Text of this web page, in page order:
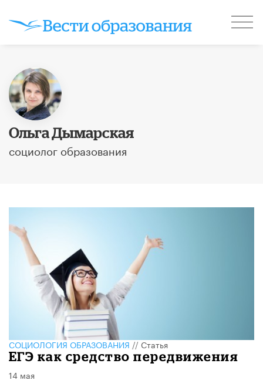
Ольга Дымарская
социолог образования
CОЦИОЛОГИЯ ОБРАЗОВАНИЯ//Статья
ЕГЭ как средство передвижения
14 мая